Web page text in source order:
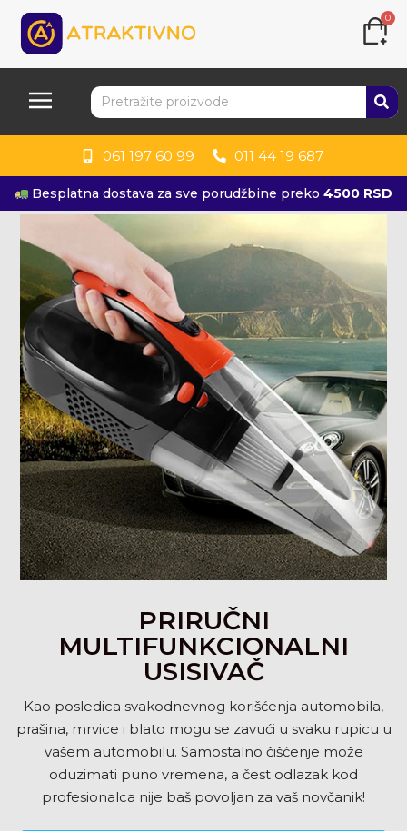
0
061 197 60 99 011 44 19 687
Besplatna dostava za sve porudžbine preko4500 RSD
PRIRUČNI
MULTIFUNKCIONALNI
USISIVAČ
Kao posledica svakodnevnog korišćenja automobila,
prašina, mrvice i blato mogu se zavući u svaku rupicu u
vašem automobilu. Samostalno čišćenje može
oduzimati puno vremena, a čest odlazak kod
profesionalca nije baš povoljan za vaš novčanik!